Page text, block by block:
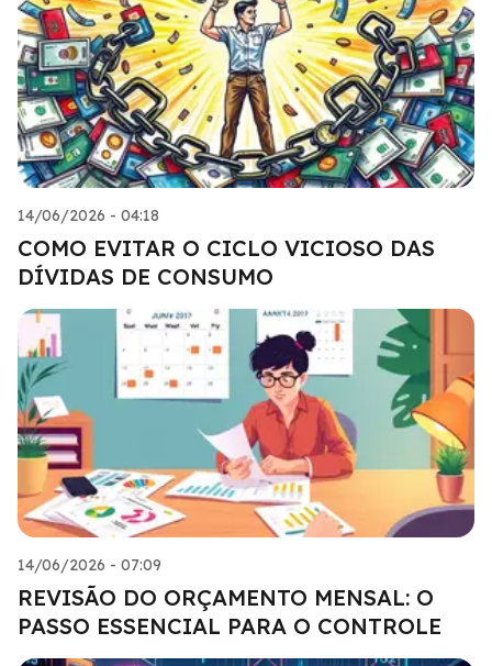
14/06/2026 - 04:18
COMO EVITAR O CICLO VICIOSO DAS
DÍVIDAS DE CONSUMO
14/06/2026 - 07:09
REVISÃO DO ORÇAMENTO MENSAL: O
PASSO ESSENCIAL PARA O CONTROLE